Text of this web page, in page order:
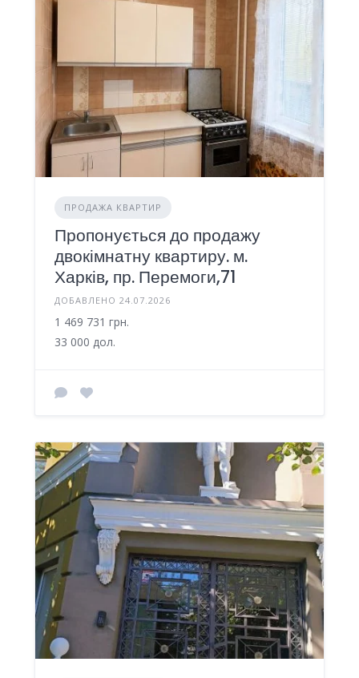
ПРОДАЖА КВАРТИР
Пропонується до продажу
двокімнатну квартиру. м.
Харків, пр. Перемоги,71
ДОБАВЛЕНО 24.07.2026
1 469 731 грн.
33 000 дол.